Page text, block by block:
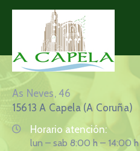
As Neves, 46
15613 A Capela (A Coruña)
Horario atención:
lun – sab 8:00 h – 14:00 h